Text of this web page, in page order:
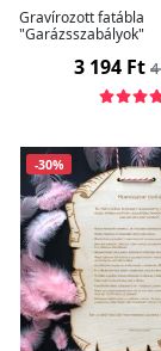
Gravírozott fatábla
"Garázsszabályok"
3 194 Ft
-30%